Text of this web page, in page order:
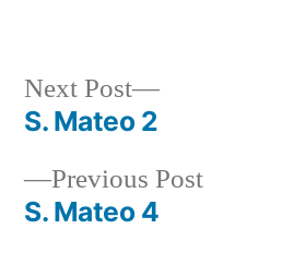
Post
navigation
Previous PostPrevious
S. Mateo 4
Next Post
Next
S. Mateo 2